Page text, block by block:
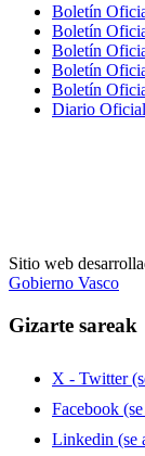
Boletín
Boletín
Boletín
Boletín
Boletín
Diario
Sitio web
Gobierno Vasco
Gizarte sareak
X - Twitter
Facebook
Linkedin (se